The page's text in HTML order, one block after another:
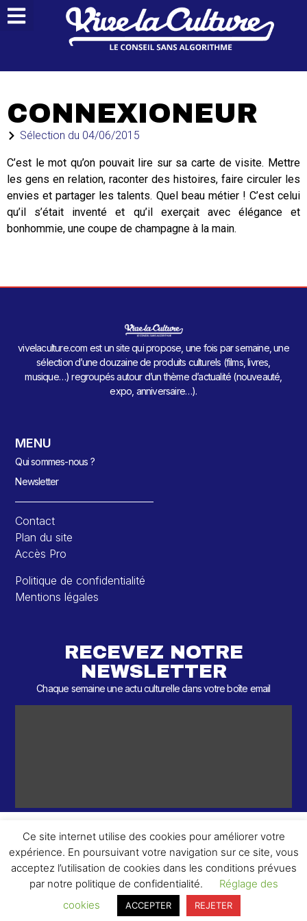
CONNEXIONEUR
Sélection du 04/06/2015
C’est le mot qu’on pouvait lire sur sa carte de visite. Mettre
les gens en relation, raconter des histoires, faire circuler les
envies et partager les talents. Quel beau métier ! C’est celui
qu’il s’était inventé et qu’il exerçait avec élégance et
bonhommie, une coupe de champagne à la main.
vivelaculture.com est un site qui propose, une fois par semaine, une
sélection d’une douzaine de produits culturels (films, livres,
musique…) regroupés autour d’un thème d’actualité (nouveauté,
expo, anniversaire…).
MENU
Qui sommes-nous ?
Newsletter
Contact
Plan du site
Accès Pro
Politique de confidentialité
Mentions légales
RECEVEZ NOTRE
NEWSLETTER
Chaque semaine une actu culturelle dans votre boîte email
© 2026 – 2 ème Round – Tous droits réservés.
Ce site internet utilise des cookies pour améliorer votre
expérience. En poursuivant votre navigation sur ce site, vous
acceptez l’utilisation de cookies dans les conditions prévues
par notre politique de confidentialité.
Réglage des
cookies
ACCEPTER REJETER